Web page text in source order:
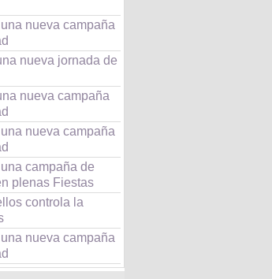
nueva campaña
nueva jornada de
nueva campaña
nueva campaña
campaña de
plenas Fiestas
controla la
nueva campaña